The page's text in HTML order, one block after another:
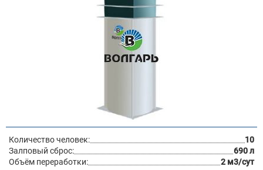
Количество человек:
10
Залповый сброс:
690 л
Объём переработки:
2 м3/сут